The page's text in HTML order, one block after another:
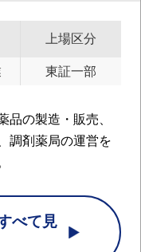
上場区分
東証一部
品の製造・販売、
調剤薬局の運営を
べて見